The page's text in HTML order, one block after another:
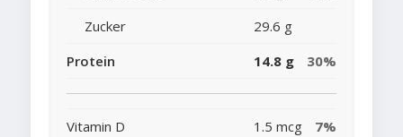
Zucker
29.6 g
Protein
14.8 g 30%
Vitamin D 1.5 mcg
7%